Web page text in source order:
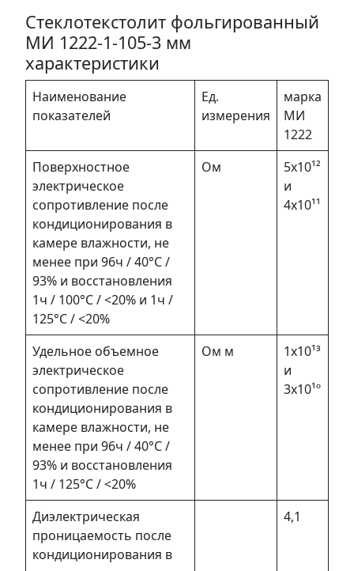
Стеклотекстолит фольгированный
МИ 1222-1-105-3 мм
характеристики
Наименование
показателей
Ед.
измерения
марка
МИ
1222
Поверхностное
электрическое
сопротивление после
кондиционирования в
камере влажности, не
менее при 96ч / 40°С /
93% и восстановления
1ч / 100°С / <20% и 1ч /
125°С / <20%
Ом
5х10¹²
и
4х10¹¹
Удельное объемное
электрическое
сопротивление после
кондиционирования в
камере влажности, не
менее при 96ч / 40°С /
93% и восстановления
1ч / 125°С / <20%
Ом м
1х10¹³
и
3х10¹º
Диэлектрическая
проницаемость после
кондиционирования в
4,1